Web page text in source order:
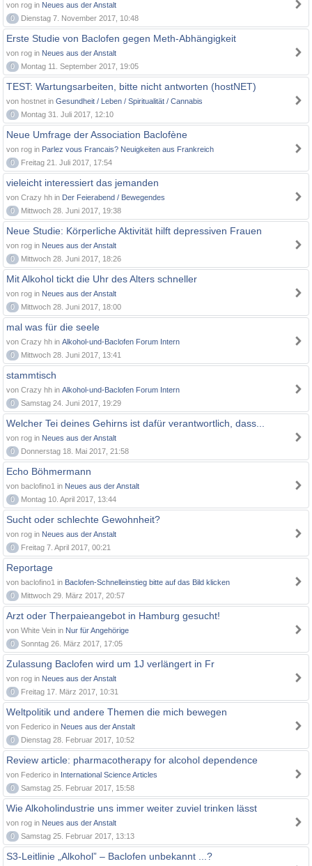
von rog in Neues aus der Anstalt
0
Dienstag 7. November 2017, 10:48
Erste Studie von Baclofen gegen Meth-Abhängigkeit
von rog in Neues aus der Anstalt
0
Montag 11. September 2017, 19:05
TEST: Wartungsarbeiten, bitte nicht antworten (hostNET)
von hostnet in Gesundheit / Leben / Spiritualität / Cannabis
0
Montag 31. Juli 2017, 12:10
Neue Umfrage der Association Baclofène
von rog in Parlez vous Francais? Neuigkeiten aus Frankreich
0
Freitag 21. Juli 2017, 17:54
vieleicht interessiert das jemanden
von Crazy hh in Der Feierabend / Bewegendes
0
Mittwoch 28. Juni 2017, 19:38
Neue Studie: Körperliche Aktivität hilft depressiven Frauen
von rog in Neues aus der Anstalt
0
Mittwoch 28. Juni 2017, 18:26
Mit Alkohol tickt die Uhr des Alters schneller
von rog in Neues aus der Anstalt
0
Mittwoch 28. Juni 2017, 18:00
mal was für die seele
von Crazy hh in Alkohol-und-Baclofen Forum Intern
0
Mittwoch 28. Juni 2017, 13:41
stammtisch
von Crazy hh in Alkohol-und-Baclofen Forum Intern
0
Samstag 24. Juni 2017, 19:29
Welcher Tei deines Gehirns ist dafür verantwortlich, dass...
von rog in Neues aus der Anstalt
0
Donnerstag 18. Mai 2017, 21:58
Echo Böhmermann
von baclofino1 in Neues aus der Anstalt
0
Montag 10. April 2017, 13:44
Sucht oder schlechte Gewohnheit?
von rog in Neues aus der Anstalt
0
Freitag 7. April 2017, 00:21
Reportage
von baclofino1 in Baclofen-Schnelleinstieg bitte auf das Bild klicken
0
Mittwoch 29. März 2017, 20:57
Arzt oder Therpaieangebot in Hamburg gesucht!
von White Vein in Nur für Angehörige
0
Sonntag 26. März 2017, 17:05
Zulassung Baclofen wird um 1J verlängert in Fr
von rog in Neues aus der Anstalt
0
Freitag 17. März 2017, 10:31
Weltpolitik und andere Themen die mich bewegen
von Federico in Neues aus der Anstalt
0
Dienstag 28. Februar 2017, 10:52
Review article: pharmacotherapy for alcohol dependence
von Federico in International Science Articles
0
Samstag 25. Februar 2017, 15:58
Wie Alkoholindustrie uns immer weiter zuviel trinken lässt
von rog in Neues aus der Anstalt
0
Samstag 25. Februar 2017, 13:13
S3-Leitlinie „Alkohol” – Baclofen unbekannt ...?